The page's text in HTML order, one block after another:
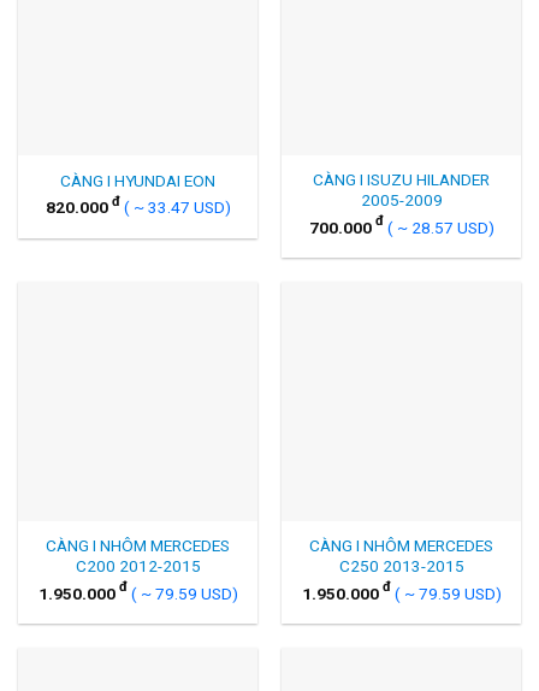
CÀNG I HYUNDAI EON
820.000 đ ( ~ 33.47 USD)
CÀNG I ISUZU HILANDER
2005-2009
700.000 đ ( ~ 28.57 USD)
CÀNG I NHÔM MERCEDES
C200 2012-2015
1.950.000 đ ( ~ 79.59 USD)
CÀNG I NHÔM MERCEDES
C250 2013-2015
1.950.000 đ ( ~ 79.59 USD)